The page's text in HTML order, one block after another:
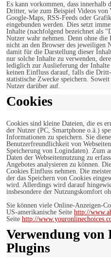
Es kann vorkommen, dass innerhalb
Dritter, wie zum Beispiel Videos von
Google-Maps, RSS-Feeds oder
eingebunden werden. Dies setzt
Inhalte (nachfolgend bezeichnet als
Nutzer wahr nehmen. Denn ohne
nicht an den Browser des jeweiligen
damit für die Darstellung dieser
nur solche Inhalte zu verwenden,
lediglich zur Auslieferung der Inhalte
keinen Einfluss darauf, falls die
statistische Zwecke speichern.
Nutzer darüber auf.
Cookies
Cookies sind kleine Dateien, die es
der Nutzer (PC, Smartphone o.ä.)
Informationen zu speichern. Sie
Benutzerfreundlichkeit von
Speicherung von Logindaten). Zum
Daten der Webseitennutzung zu
Angebotes analysieren zu können.
Cookies Einfluss nehmen. Die
der das Speichern von Cookies
wird. Allerdings wird darauf
insbesondere der Nutzungskomfort
Sie können viele Online-Anzeigen-
US-amerikanische Seite http://
Seite http://
Verwendung von
Plugins